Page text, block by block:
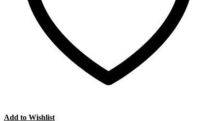
Add to Wishlist